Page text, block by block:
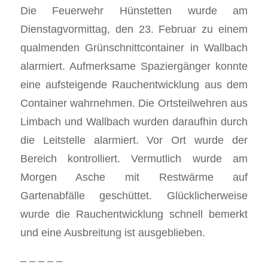
Die Feuerwehr Hünstetten wurde am
Dienstagvormittag, den 23. Februar zu einem
qualmenden Grünschnittcontainer in Wallbach
alarmiert. Aufmerksame Spaziergänger konnte
eine aufsteigende Rauchentwicklung aus dem
Container wahrnehmen. Die Ortsteilwehren aus
Limbach und Wallbach wurden daraufhin durch
die Leitstelle alarmiert. Vor Ort wurde der
Bereich kontrolliert. Vermutlich wurde am
Morgen Asche mit Restwärme auf
Gartenabfälle geschüttet. Glücklicherweise
wurde die Rauchentwicklung schnell bemerkt
und eine Ausbreitung ist ausgeblieben.
– – – – –